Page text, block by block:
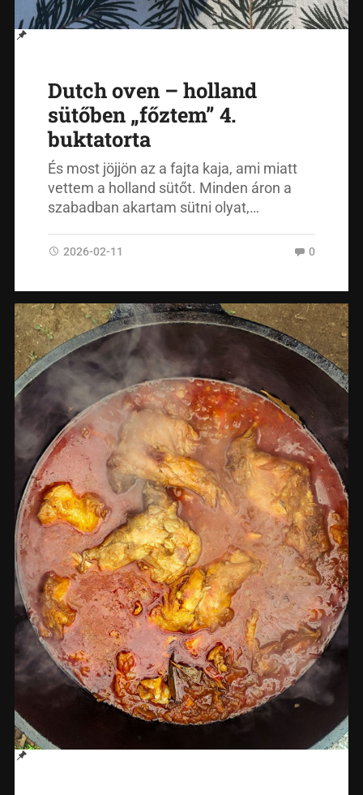
Dutch oven – holland
sütőben „főztem” 4.
buktatorta
És most jöjjön az a fajta kaja, ami miatt
vettem a holland sütőt. Minden áron a
szabadban akartam sütni olyat,…
2026-02-11 0